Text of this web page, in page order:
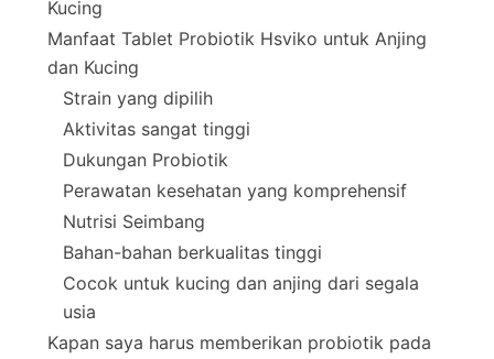
Kucing
Manfaat Tablet Probiotik Hsviko untuk Anjing
dan Kucing
Strain yang dipilih
Aktivitas sangat tinggi
Dukungan Probiotik
Perawatan kesehatan yang komprehensif
Nutrisi Seimbang
Bahan-bahan berkualitas tinggi
Cocok untuk kucing dan anjing dari segala
usia
Kapan saya harus memberikan probiotik pada